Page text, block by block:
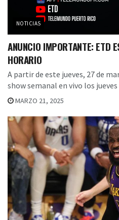
NOTICIAS
ANUNCIO IMPORTANTE: ETD
HORARIO
A partir de este jueves, 27 de
show semanal en vivo los jueves
MARZO 21, 2025